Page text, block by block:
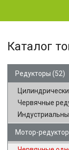
Каталог
Редукторы (52)
Червячные
Мотор-